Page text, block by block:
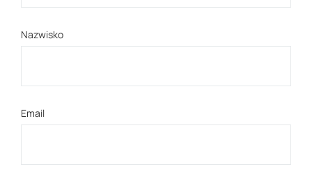
Nazwisko
Email